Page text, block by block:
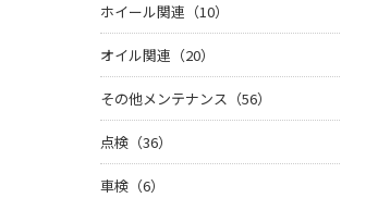
ホイール関連（10）
オイル関連（20）
その他メンテナンス（56）
点検（36）
車検（6）